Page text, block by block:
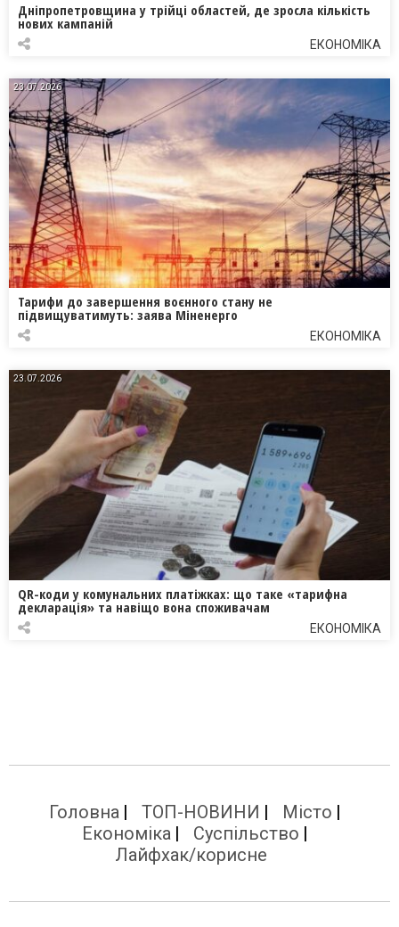
Дніпропетровщина у трійці областей, де зросла кількість
нових кампаній
ЕКОНОМІКА
23.07.2026
Тарифи до завершення воєнного стану не
підвищуватимуть: заява Міненерго
ЕКОНОМІКА
23.07.2026
QR-коди у комунальних платіжках: що таке «тарифна
декларація» та навіщо вона споживачам
ЕКОНОМІКА
Головна ТОП-НОВИНИ
Місто
Економіка
Суспільство
Лайфхак/корисне